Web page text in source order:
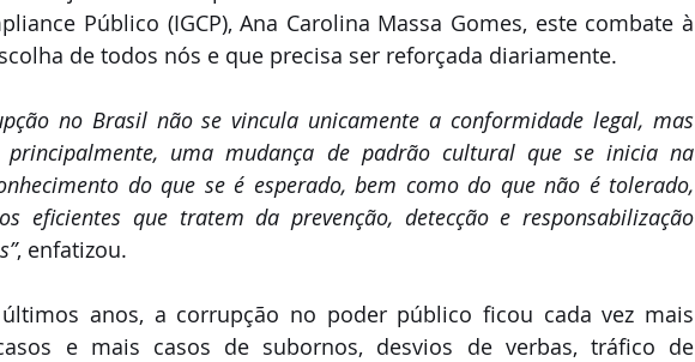
Público (IGCP), Ana Carolina Massa Gomes, este combate à
de todos nós e que precisa ser reforçada diariamente.
no Brasil não se vincula unicamente a conformidade legal, mas
principalmente, uma mudança de padrão cultural que se inicia na
do que se é esperado, bem como do que não é tolerado,
eficientes que tratem da prevenção, detecção e responsabilização
, enfatizou.
anos, a corrupção no poder público ficou cada vez mais
e mais casos de subornos, desvios de verbas, tráfico de